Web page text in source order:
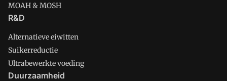
MOAH & MOSH
R&D
Alternatieve eiwitten
Suikerreductie
Ultrabewerkte voeding
Duurzaamheid